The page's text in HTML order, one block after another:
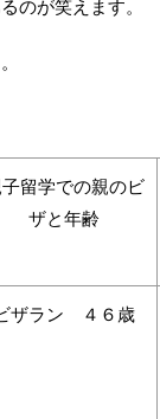
のが笑えます。
留学での親のビ
ザと年齢
ザラン ４６歳